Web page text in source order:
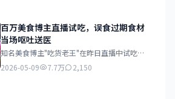
百万美食博主直播试吃，误食过期食材
当场呕吐送医
知名美食博主"吃货老王"在昨日直播中试吃某
品牌速食产品，食用后因食材过期导致急性肠
胃炎发作，当场呕吐不止，直播被迫中断并紧
2026-05-09 7.7万 2,150